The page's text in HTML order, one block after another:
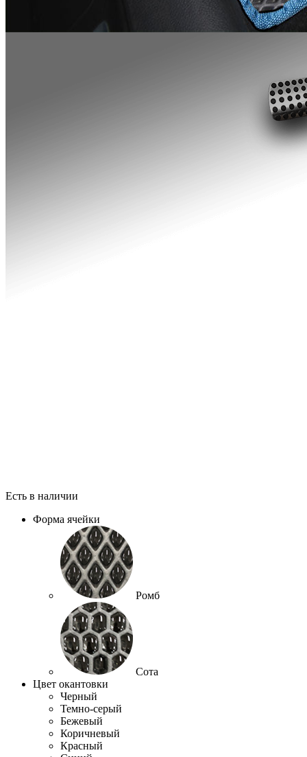
Есть в наличии
Форма ячейки
Ромб
Сота
Цвет окантовки
Черный
Темно-серый
Бежевый
Коричневый
Красный